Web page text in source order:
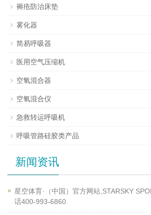
褥疮防治床垫
雾化器
简易呼吸器
医用空气压缩机
空氧混合器
空氧混合仪
急救转运呼吸机
呼吸管路硅胶类产品
新闻资讯
星空体育·（中国）官方网站,STARSKY
话400-993-6860